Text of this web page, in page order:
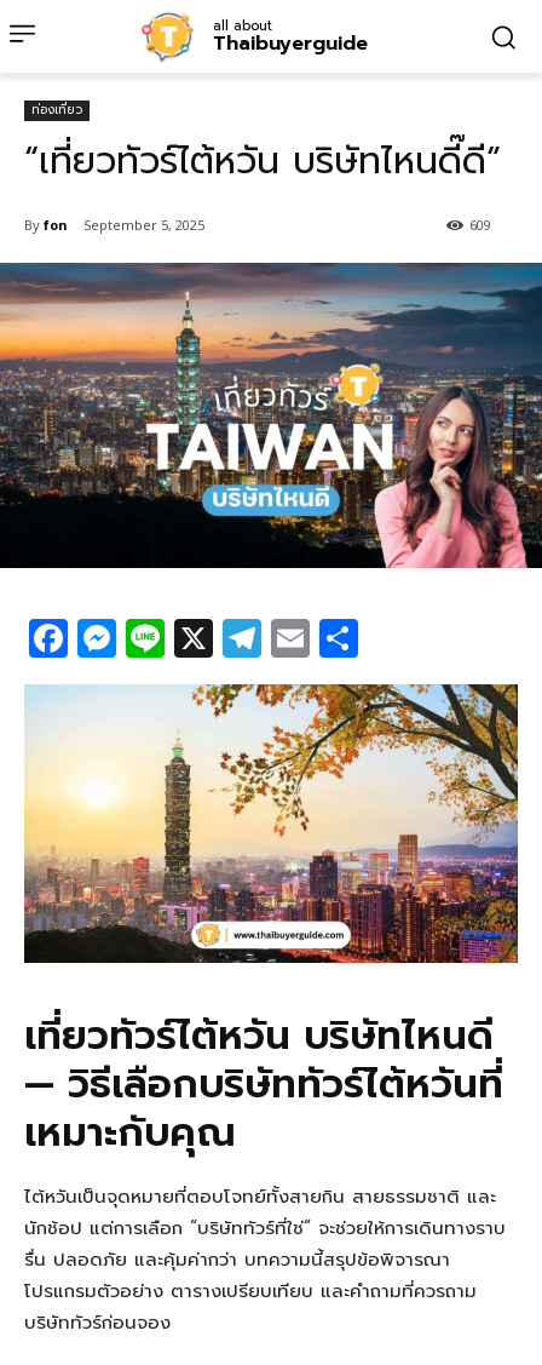
all about
Thaibuyerguide
ท่องเที่ยว
“เที่ยวทัวร์ไต้หวัน บริษัทไหนดี๊ดี”
By fon September 5, 2025 609
F
a
c
b
o
o
k
M
e
e
n
g
er
Li
n
e
X T
el
e
g
ra
m
E
m
ail
h
ar
e
เที่ยวทัวร์ไต้หวัน บริษัทไหนดี
— วิธีเลือกบริษัททัวร์ไต้หวันที่
เหมาะกับคุณ
ไต้หวันเป็นจุดหมายที่ตอบโจทย์ทั้งสายกิน สายธรรมชาติ และ
นักช้อป แต่การเลือก “บริษัททัวร์ที่ใช่” จะช่วยให้การเดินทางราบ
รื่น ปลอดภัย และคุ้มค่ากว่า บทความนี้สรุปข้อพิจารณา
โปรแกรมตัวอย่าง ตารางเปรียบเทียบ และคำถามที่ควรถาม
บริษัททัวร์ก่อนจอง